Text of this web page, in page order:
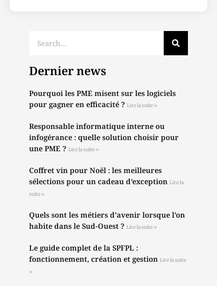
Dernier news
Pourquoi les PME misent sur les logiciels
pour gagner en efficacité ? Lire la suite »
Responsable informatique interne ou
infogérance : quelle solution choisir pour
une PME ? Lire la suite »
Coffret vin pour Noël : les meilleures
sélections pour un cadeau d’exception Lire la
suite »
Quels sont les métiers d’avenir lorsque l’on
habite dans le Sud-Ouest ? Lire la suite »
Le guide complet de la SPFPL :
fonctionnement, création et gestion Lire la suite
»